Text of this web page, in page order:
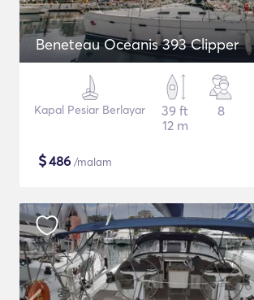
Beneteau Oceanis 393 Clipper
Kapal Pesiar Berlayar
39 ft
12 m
8
$486 /malam